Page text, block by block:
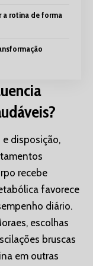
a rotina de forma
disposição,
recebe
favorece
diário.
escolhas
bruscas
em outras